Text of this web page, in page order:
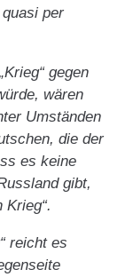
per
gegen
wären
Umständen
die der
es keine
gibt,
reicht es